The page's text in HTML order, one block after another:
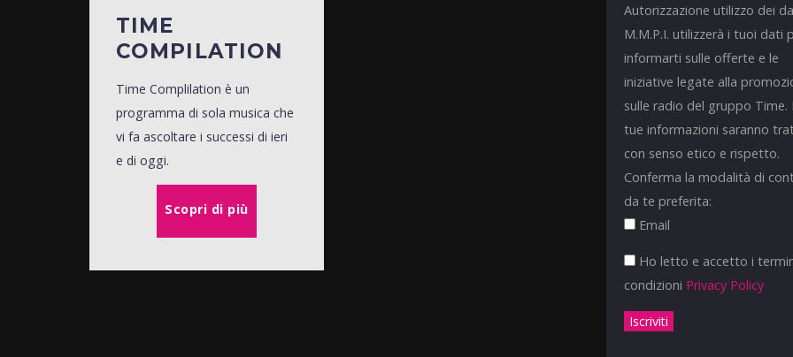
TIME
COMPILATION
Time Complilation è un
programma di sola musica che
vi fa ascoltare i successi di ieri
e di oggi.
Scopri di più
Autorizzazione utilizzo dei
M.M.P.I. utilizzerà i tuoi dati
informarti sulle offerte e le
iniziative legate alla
sulle radio del gruppo Time.
tue informazioni saranno
con senso etico e rispetto.
Conferma la modalità di
da te preferita:
Email
Ho letto e accetto i
condizioni Privacy Policy